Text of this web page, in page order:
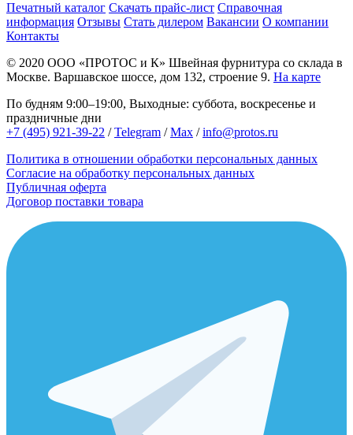
Печатный каталог Скачать прайс-лист Справочная
информация Отзывы Стать дилером Вакансии О компании
Контакты
© 2020 ООО «ПРОТОС и К» Швейная фурнитура со склада в
Москве. Варшавское шоссе, дом 132, строение 9. На карте
По будням 9:00–19:00, Выходные: суббота, воскресенье и
праздничные дни
+7 (495) 921-39-22 /Telegram /Max /info@protos.ru
Политика в отношении обработки персональных данных
Согласие на обработку персональных данных
Публичная оферта
Договор поставки товара